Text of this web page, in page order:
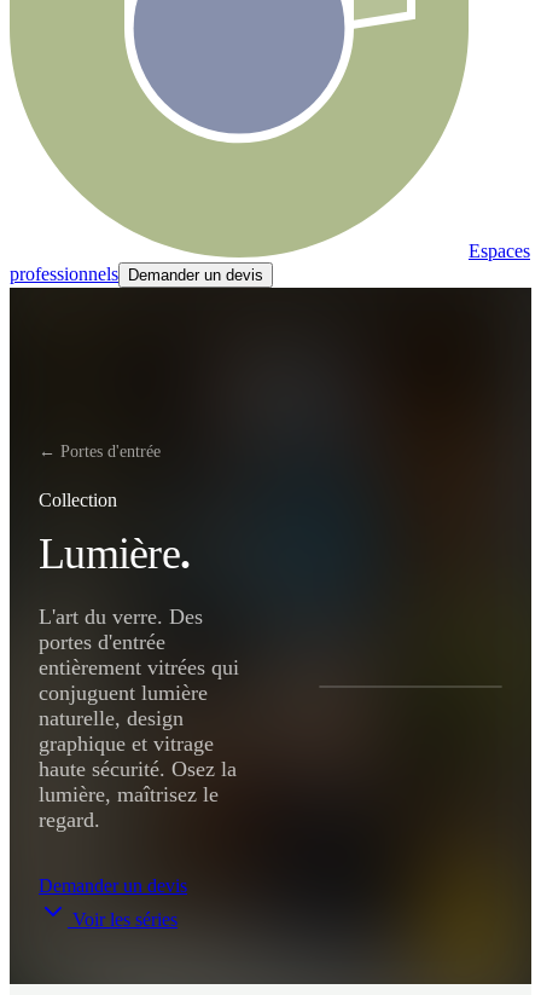
Espaces
professionnels
Demander un devis
← Portes d'entrée
Collection
Lumière.
L'art du verre. Des
portes d'entrée
entièrement vitrées qui
conjuguent lumière
naturelle, design
graphique et vitrage
haute sécurité. Osez la
lumière, maîtrisez le
regard.
Demander un devis
Voir les séries